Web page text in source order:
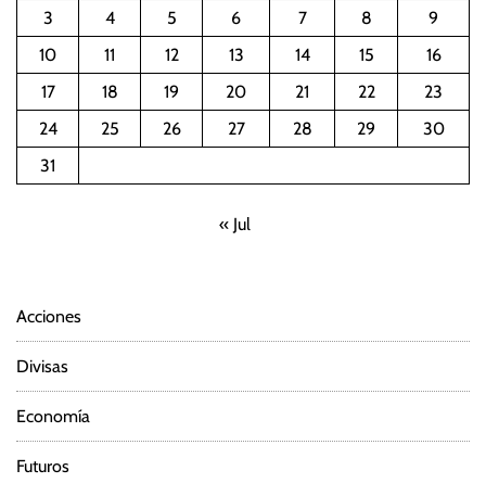
c
i
e
e
n
3
4 5 6 7 8
9
10
11 12 13 14 15
16
17
18 19 20 21 22
23
24
25 26 27 28 29
30
31
« Jul
Acciones
Divisas
Economía
Futuros